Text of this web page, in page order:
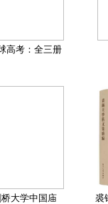
高考：全三册
大学中国庙 裘